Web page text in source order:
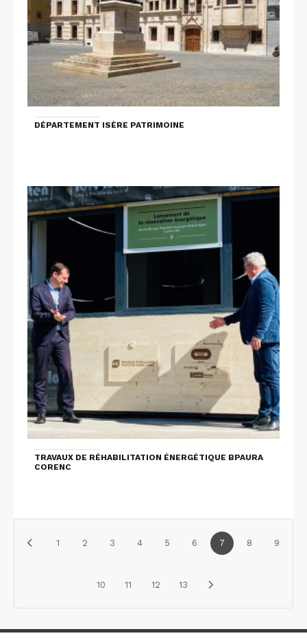
DÉPARTEMENT ISÈRE PATRIMOINE
TRAVAUX DE RÉHABILITATION ÉNERGÉTIQUE BPAURA
CORENC
1 2 3 4 5 6 7 8 9
10 11 12 13